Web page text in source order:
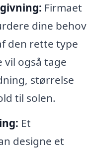
Firmaet
dine behov
den rette type
vil også tage
størrelse
til solen.
Et
designe et